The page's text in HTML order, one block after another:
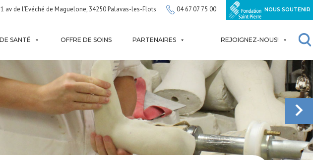
av de l’Evéché de Maguelone, 34250 Palavas-les-Flots 04 67 07 75 00 NOUS SOUTENIR
SANTÉ OFFRE DE SOINS PARTENAIRES REJOIGNEZ-NOUS!